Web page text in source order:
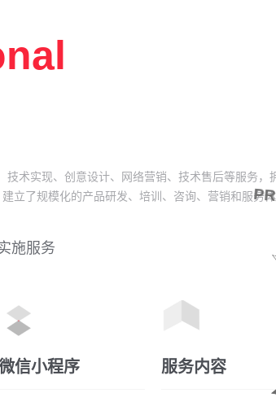
术实现、创意设计、网络营销、技术售后等服务，
立了规模化的产品研发、培训、咨询、营销和服务
施服务
信小程序 服务内容